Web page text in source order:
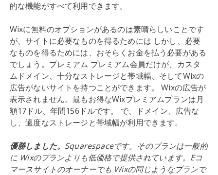
的な機能がすべて利用できます。
Wixに無料のオプションがあるのは素晴らしいことです
が、サイトに必要なものを得るためには しかし、必要
なものを得るためには、おそらくお金を払う必要がある
でしょう。プレミアム プレミアム会員だけが、カスタ
ムドメイン、十分なストレージと帯域幅、そしてWixの
広告がないサイトを持つことができます。 Wixの広告が
表示されません。最もお得なWixプレミアムプランは月
額17ドル、年間156ドルです。 で、ドメイン、広告な
し、適度なストレージと帯域幅が利用できます。
優勝しました。 Squarespaceです。そのプランは一般的
に Wixのプランよりも低価格で提供されています。Eコ
マースサイトのオーナーでも Wixの同じようなプランで